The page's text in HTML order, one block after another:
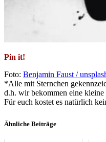
Pin it!
Foto: Benjamin Faust /
*Alle mit Sternchen
d.h. wir bekommen eine
Für euch kostet es natürlich
Ähnliche Beiträge